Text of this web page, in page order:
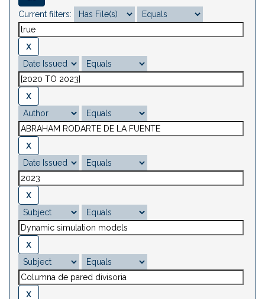
Current filters: